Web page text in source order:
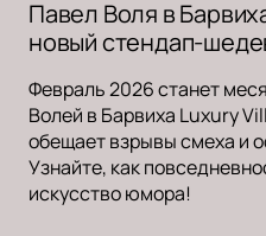
Павел Воля в
новый стендап-
Февраль 2026 станет
Волей в Барвиха Luxury
обещает взрывы смеха и
Узнайте, как
искусство юмора!